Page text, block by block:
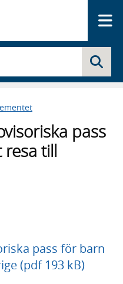
pass
till
pass för barn
(pdf 193 kB)